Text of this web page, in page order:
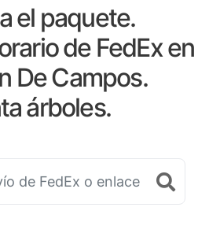
el paquete.
de FedEx en
De Campos.
árboles.